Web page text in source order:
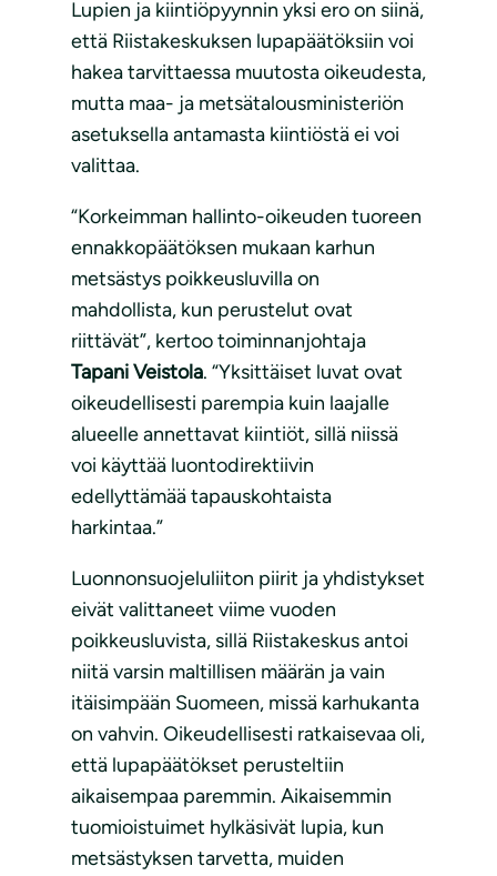
Lupien ja kiintiöpyynnin yksi ero on siinä,
että Riistakeskuksen lupapäätöksiin voi
hakea tarvittaessa muutosta oikeudesta,
mutta maa- ja metsätalousministeriön
asetuksella antamasta kiintiöstä ei voi
valittaa.
“Korkeimman hallinto-oikeuden tuoreen
ennakkopäätöksen mukaan karhun
metsästys poikkeusluvilla on
mahdollista, kun perustelut ovat
riittävät”, kertoo toiminnanjohtaja
Tapani Veistola. “Yksittäiset luvat ovat
oikeudellisesti parempia kuin laajalle
alueelle annettavat kiintiöt, sillä niissä
voi käyttää luontodirektiivin
edellyttämää tapauskohtaista
harkintaa.”
Luonnonsuojeluliiton piirit ja yhdistykset
eivät valittaneet viime vuoden
poikkeusluvista, sillä Riistakeskus antoi
niitä varsin maltillisen määrän ja vain
itäisimpään Suomeen, missä karhukanta
on vahvin. Oikeudellisesti ratkaisevaa oli,
että lupapäätökset perusteltiin
aikaisempaa paremmin. Aikaisemmin
tuomioistuimet hylkäsivät lupia, kun
metsästyksen tarvetta, muiden